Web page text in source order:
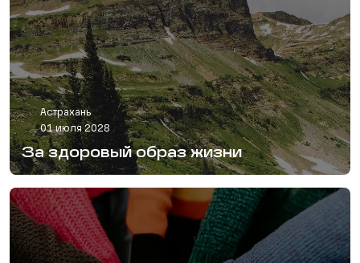
Астрахань
01 июля 2028
За здоровый образ жизни